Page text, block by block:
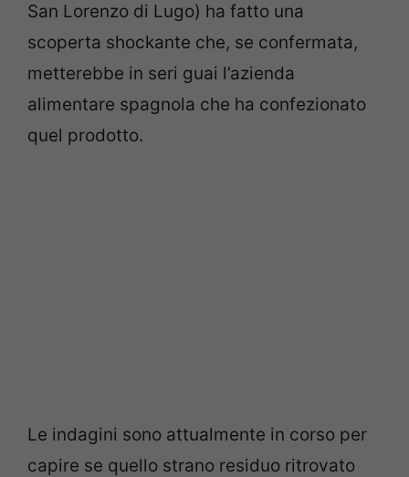
San Lorenzo di Lugo) ha fatto una
scoperta shockante che, se confermata,
metterebbe in seri guai l’azienda
alimentare spagnola che ha confezionato
quel prodotto.
Le indagini sono attualmente in corso per
capire se quello strano residuo ritrovato